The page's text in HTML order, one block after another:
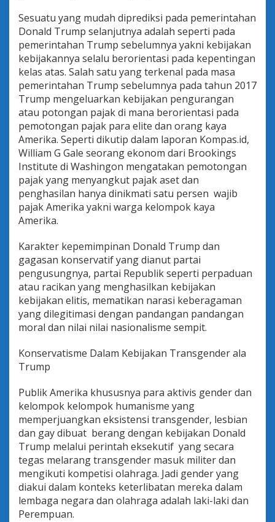
Sesuatu yang mudah diprediksi pada pemerintahan
Donald Trump selanjutnya adalah seperti pada
pemerintahan Trump sebelumnya yakni kebijakan
kebijakannya selalu berorientasi pada kepentingan
kelas atas. Salah satu yang terkenal pada masa
pemerintahan Trump sebelumnya pada tahun 2017
Trump mengeluarkan kebijakan pengurangan
atau potongan pajak di mana berorientasi pada
pemotongan pajak para elite dan orang kaya
Amerika. Seperti dikutip dalam laporan Kompas.id,
William G Gale seorang ekonom dari Brookings
Institute di Washingon mengatakan pemotongan
pajak yang menyangkut pajak aset dan
penghasilan hanya dinikmati satu persen wajib
pajak Amerika yakni warga kelompok kaya
Amerika.
Karakter kepemimpinan Donald Trump dan
gagasan konservatif yang dianut partai
pengusungnya, partai Republik seperti perpaduan
atau racikan yang menghasilkan kebijakan
kebijakan elitis, mematikan narasi keberagaman
yang dilegitimasi dengan pandangan pandangan
moral dan nilai nilai nasionalisme sempit.
Konservatisme Dalam Kebijakan Transgender ala
Trump
Publik Amerika khususnya para aktivis gender dan
kelompok kelompok humanisme yang
memperjuangkan eksistensi transgender, lesbian
dan gay dibuat berang dengan kebijakan Donald
Trump melalui perintah eksekutif yang secara
tegas melarang transgender masuk militer dan
mengikuti kompetisi olahraga. Jadi gender yang
diakui dalam konteks keterlibatan mereka dalam
lembaga negara dan olahraga adalah laki-laki dan
Perempuan.